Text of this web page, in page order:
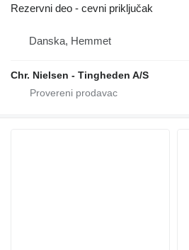
Rezervni deo - cevni priključak
Danska, Hemmet
Chr. Nielsen - Tingheden A/S